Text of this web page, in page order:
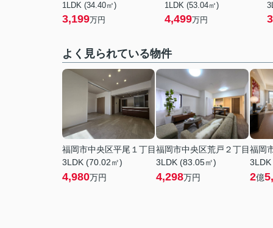
1LDK (34.40㎡)
3,199万円
1LDK (53.04㎡)
4,499万円
よく見られている物件
福岡市中央区平尾１丁目
3LDK (70.02㎡)
4,980万円
福岡市中央区荒戸２丁目
3LDK (83.05㎡)
4,298万円
福岡
2億